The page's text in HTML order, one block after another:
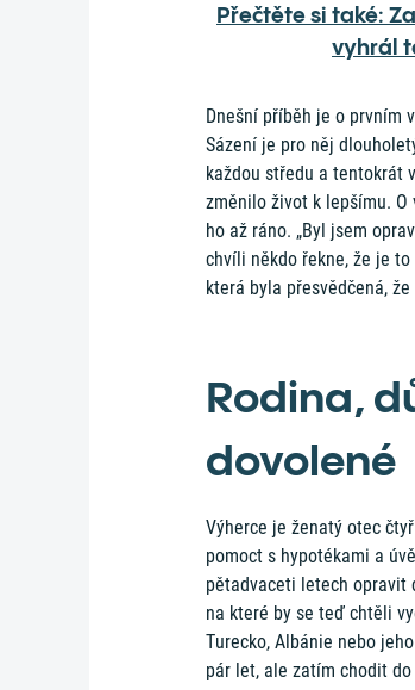
Přečtěte si také:
vyhrál
Dnešní příběh je o prvním
Sázení je pro něj
každou středu a tentokrát
změnilo život k lepšímu. O
ho až ráno. „Byl jsem
chvíli někdo řekne, že je
která byla přesvědčená,
Rodina,
dovolené
Výherce je ženatý otec
pomoct s hypotékami a
pětadvaceti letech opravit
na které by se teď chtěli
Turecko, Albánie nebo
pár let, ale zatím chodit